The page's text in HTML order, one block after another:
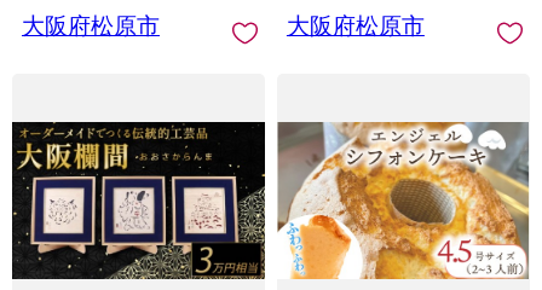
大阪府松原市
大阪府松原市